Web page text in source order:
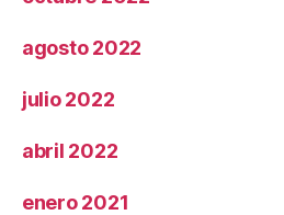
agosto 2022
julio 2022
abril 2022
enero 2021